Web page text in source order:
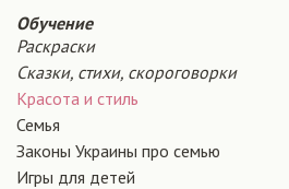
Обучение
Раскраски
Сказки, стихи, скороговорки
Красота и стиль
Семья
Законы Украины про семью
Игры для детей